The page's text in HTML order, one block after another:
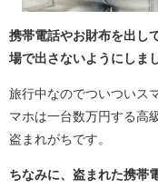
携帯電話やお財布を出し
場で出さないようにしま
旅行中なのでついついス
マホは一台数万円する高
盗まれがちです。
ちなみに、盗まれた携帯